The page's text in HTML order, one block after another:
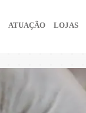
ATUAÇÃO LOJAS